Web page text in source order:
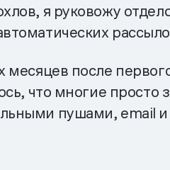
я руковожу
месяцев после
что многие
пушами, email